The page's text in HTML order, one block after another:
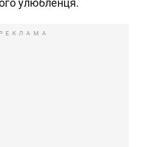
РЕКЛАМА